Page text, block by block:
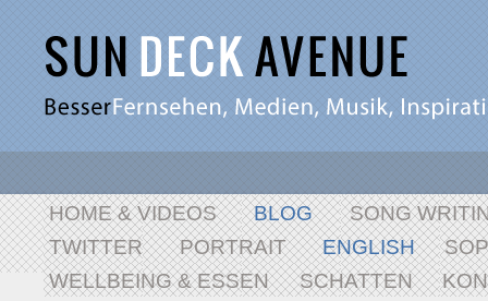
HOME & VIDEOS BLOG
SONG
TWITTER
PORTRAIT ENGLISH
WELLBEING & ESSEN
SCHATTEN